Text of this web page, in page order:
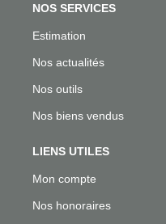
NOS SERVICES
Estimation
Nos actualités
Nos outils
Nos biens vendus
LIENS UTILES
Mon compte
Nos honoraires